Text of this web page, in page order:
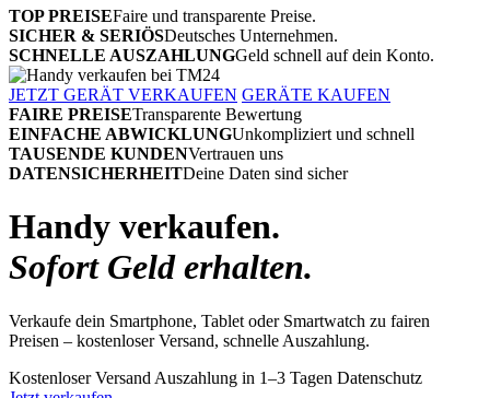
TOP PREISEFaire und transparente Preise.
SICHER & SERIÖSDeutsches Unternehmen.
SCHNELLE AUSZAHLUNGGeld schnell auf dein Konto.
JETZT GERÄT VERKAUFEN GERÄTE KAUFEN
FAIRE PREISETransparente Bewertung
EINFACHE ABWICKLUNGUnkompliziert und schnell
TAUSENDE KUNDENVertrauen uns
DATENSICHERHEITDeine Daten sind sicher
Handy verkaufen.
Sofort Geld erhalten.
Verkaufe dein Smartphone, Tablet oder Smartwatch zu fairen
Preisen – kostenloser Versand, schnelle Auszahlung.
Kostenloser Versand Auszahlung in 1–3 Tagen Datenschutz